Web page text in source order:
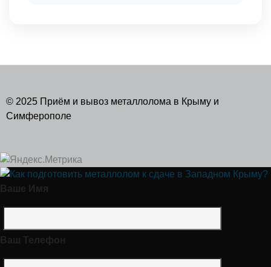
© 2025 Приём и вывоз металлолома в Крыму и
Симферополе
Ваше Имя
Ваш Телефон